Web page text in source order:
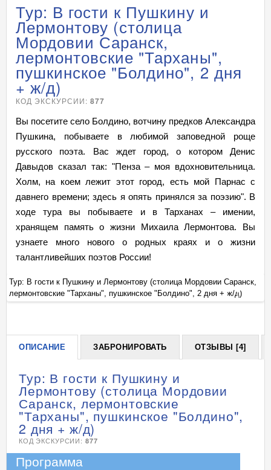
Тур: В гости к Пушкину и
Лермонтову (столица
Мордовии Саранск,
лермонтовские "Тарханы",
пушкинское "Болдино", 2 дня
+ ж/д)
КОД ЭКСКУРСИИ:877
Вы посетите село Болдино, вотчину предков Александра
Пушкина, побываете в любимой заповедной роще
русского поэта. Вас ждет город, о котором Денис
Давыдов сказал так: "Пенза – моя вдохновительница.
Холм, на коем лежит этот город, есть мой Парнас с
давнего времени; здесь я опять принялся за поэзию". В
ходе тура вы побываете и в Тарханах – имении,
хранящем память о жизни Михаила Лермонтова. Вы
узнаете много нового о родных краях и о жизни
талантливейших поэтов России!
+
Тур: В гости к Пушкину и Лермонтову (столица Мордовии Саранск,
лермонтовские "Тарханы", пушкинское "Болдино", 2 дня + ж/д)
ОПИСАНИЕ ЗАБРОНИРОВАТЬ ОТЗЫВЫ [4]
Тур: В гости к Пушкину и
Лермонтову (столица Мордовии
Саранск, лермонтовские
"Тарханы", пушкинское "Болдино",
2 дня + ж/д)
КОД ЭКСКУРСИИ: 877
Программа